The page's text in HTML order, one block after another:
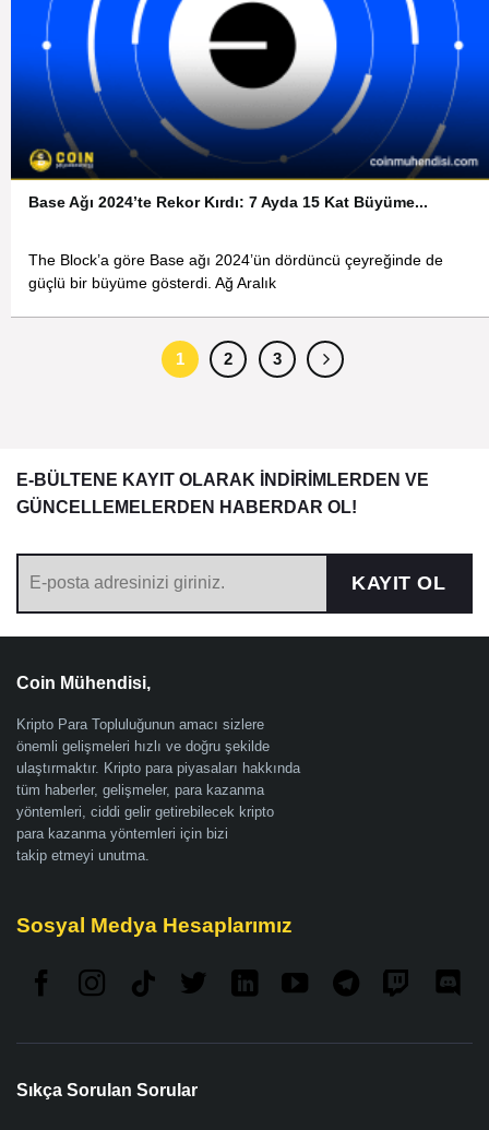
Base Ağı 2024’te Rekor Kırdı: 7 Ayda 15 Kat Büyüme...
The Block’a göre Base ağı 2024’ün dördüncü çeyreğinde de
güçlü bir büyüme gösterdi. Ağ Aralık
1 2 3
E-BÜLTENE KAYIT OLARAK İNDİRİMLERDEN VE
GÜNCELLEMELERDEN HABERDAR OL!
KAYIT OL
Coin Mühendisi,
Kripto Para Topluluğunun amacı sizlere
önemli gelişmeleri hızlı ve doğru şekilde
ulaştırmaktır. Kripto para piyasaları hakkında
tüm haberler, gelişmeler, para kazanma
yöntemleri, ciddi gelir getirebilecek kripto
para kazanma yöntemleri için bizi
takip etmeyi unutma.
Sosyal Medya Hesaplarımız
Sıkça Sorulan Sorular